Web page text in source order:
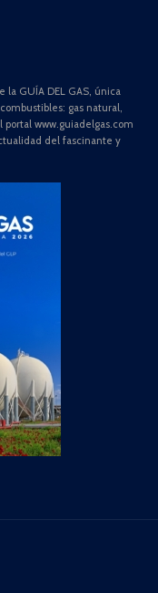
GUÍA DEL GAS, única
gas natural,
portal www.guiadelgas.com
del fascinante y